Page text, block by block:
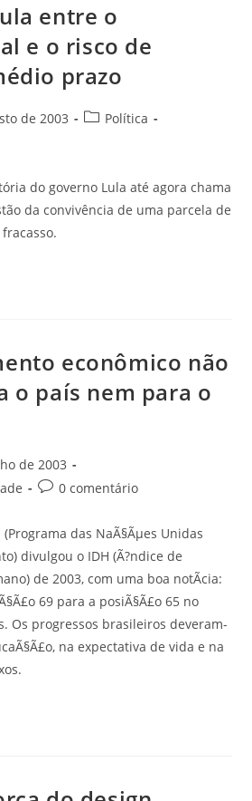
entre o
e o risco de
prazo
de 2003
Política
do governo Lula até agora chama
da convivência de uma parcela de
econômico não
o país nem para o
de 2003
0 comentário
das NaÃ§Ãµes Unidas
divulgou o IDH (Ã?ndice de
de 2003, com uma boa notÃ­cia:
69 para a posiÃ§Ã£o 65 no
Os progressos brasileiros deveram-
na expectativa de vida e na